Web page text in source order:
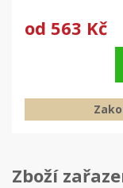
od 563 Kč
Zboží